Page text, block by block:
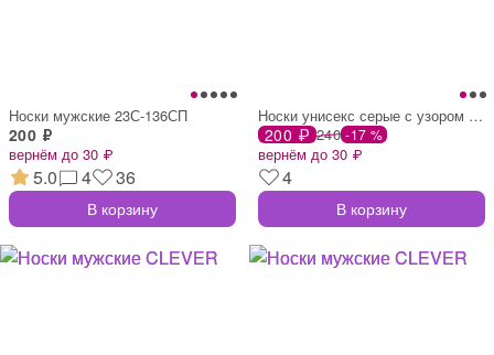
Носки мужские 23С-136СП
200 ₽
вернём до 30 ₽
5.0 4 36
В корзину
Носки унисекс серые с узором в виде цыпл
200 ₽ 240 -17 %
вернём до 30 ₽
4
В корзину